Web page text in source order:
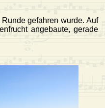
gefahren wurde. Auf
angebaute, gerade